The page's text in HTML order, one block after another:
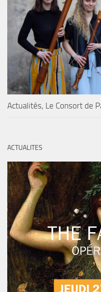
Actualités, Le Consort de
ACTUALITES